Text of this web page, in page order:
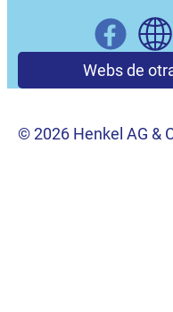
Webs de
© 2026 Henkel AG &